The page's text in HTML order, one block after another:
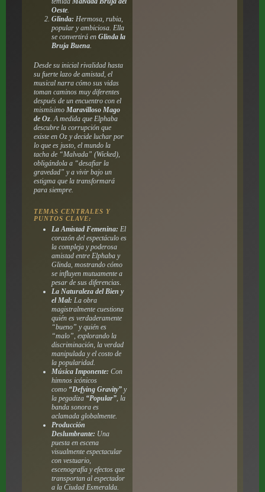
Oeste.
Glinda: Hermosa, rubia,
popular y ambiciosa. Ella
se convertirá en Glinda la
Bruja Buena.
Desde su inicial rivalidad hasta
su fuerte lazo de amistad, el
musical narra cómo sus vidas
toman caminos muy diferentes
después de un encuentro con el
mismísimo Maravilloso Mago
de Oz. A medida que Elphaba
descubre la corrupción que
existe en Oz y decide luchar por
lo que es justo, el mundo la
tacha de “Malvada” (Wicked),
obligándola a “desafiar la
gravedad” y a vivir bajo un
estigma que la transformará
para siempre.
TEMAS CENTRALES Y
PUNTOS CLAVE:
La Amistad Femenina: El
corazón del espectáculo es
la compleja y poderosa
amistad entre Elphaba y
Glinda, mostrando cómo
se influyen mutuamente a
pesar de sus diferencias.
La Naturaleza del Bien y
el Mal: La obra
magistralmente cuestiona
quién es verdaderamente
“bueno” y quién es
“malo”, explorando la
discriminación, la verdad
manipulada y el costo de
la popularidad.
Música Imponente: Con
himnos icónicos
como “Defying Gravity”y
la pegadiza “Popular”, la
banda sonora es
aclamada globalmente.
Producción
Deslumbrante: Una
puesta en escena
visualmente espectacular
con vestuario,
escenografía y efectos que
transportan al espectador
a la Ciudad Esmeralda.